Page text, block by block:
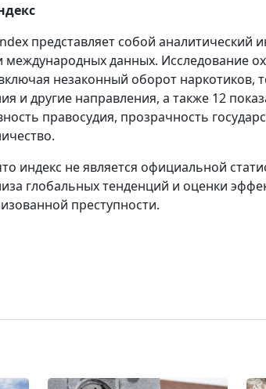
представляет собой аналитический
международных данных. Исследование
незаконный оборот наркотиков,
и другие направления, а также 12
правосудия, прозрачность
индекс не является официальной
глобальных тенденций и оценки
преступности.